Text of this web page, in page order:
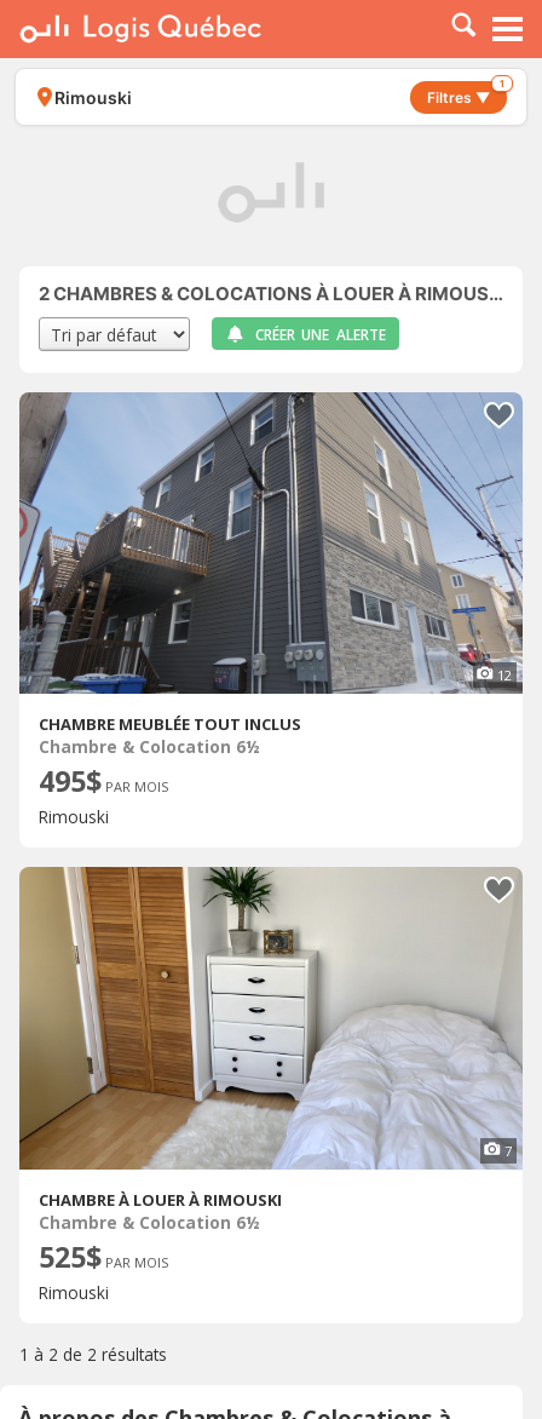
À LOUER
À VENDRE
PLACER UNE ANNONCE
Rimouski Filtres ▼
1
2CHAMBRES & COLOCATIONS À LOUER À RIMOUSKI
CRÉER UNE ALERTE
12
CHAMBRE MEUBLÉE TOUT INCLUS
Chambre & Colocation 6½
495$ PAR MOIS
Rimouski
7
CHAMBRE À LOUER À RIMOUSKI
Chambre & Colocation 6½
525$ PAR MOIS
Rimouski
1 à 2 de 2 résultats